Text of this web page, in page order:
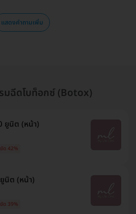
แสดงคำถามเพิ่ม
มฉีดโบท็อกซ์ (Botox)
ยูนิต (หน้า)
ด 42%
นิต (หน้า)
ด 39%